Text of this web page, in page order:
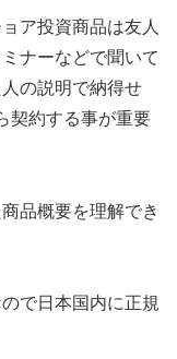
ア投資商品は友人
ナーなどで聞いて
の説明で納得せ
契約する事が重要
品概要を理解でき
で日本国内に正規